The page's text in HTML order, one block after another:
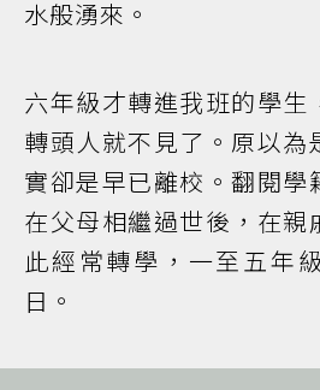
水般湧來。
六年級才轉進我班的學生
轉頭人就不見了。原以為
實卻是早已離校。翻閱學
在父母相繼過世後，在親
此經常轉學，一至五年
日。